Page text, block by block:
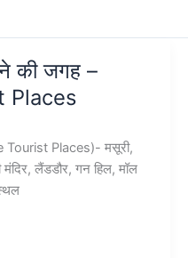
की जगह –
Places
Tourist Places)- मसूरी,
लैंडडौर, गन हिल, मॉल